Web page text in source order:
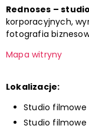
Rednoses –
korporacyjnych,
fotografia
Mapa witryny
Lokalizacje:
Studio filmowe
Studio filmowe